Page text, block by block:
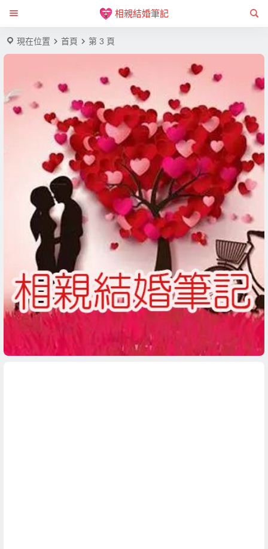
相親結婚筆記
現在位置 首頁 第 3 頁